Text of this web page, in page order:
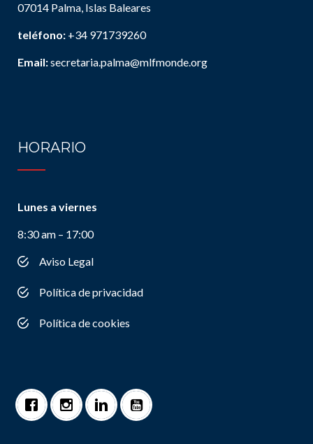
07014 Palma, Islas Baleares
teléfono: +34 971739260
Email:secretaria.palma@mlfmonde.org
HORARIO
Lunes a viernes
8:30 am – 17:00
Aviso Legal
Política de privacidad
Política de cookies